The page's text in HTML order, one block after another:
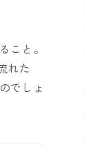
こと。
れた
でしょ